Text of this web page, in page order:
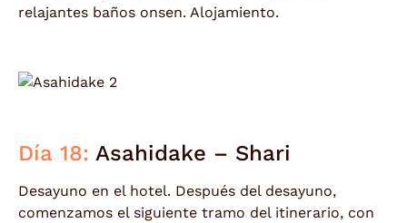
relajantes baños onsen. Alojamiento.
Día 18: Asahidake – Shari
Desayuno en el hotel. Después del desayuno,
comenzamos el siguiente tramo del itinerario, con